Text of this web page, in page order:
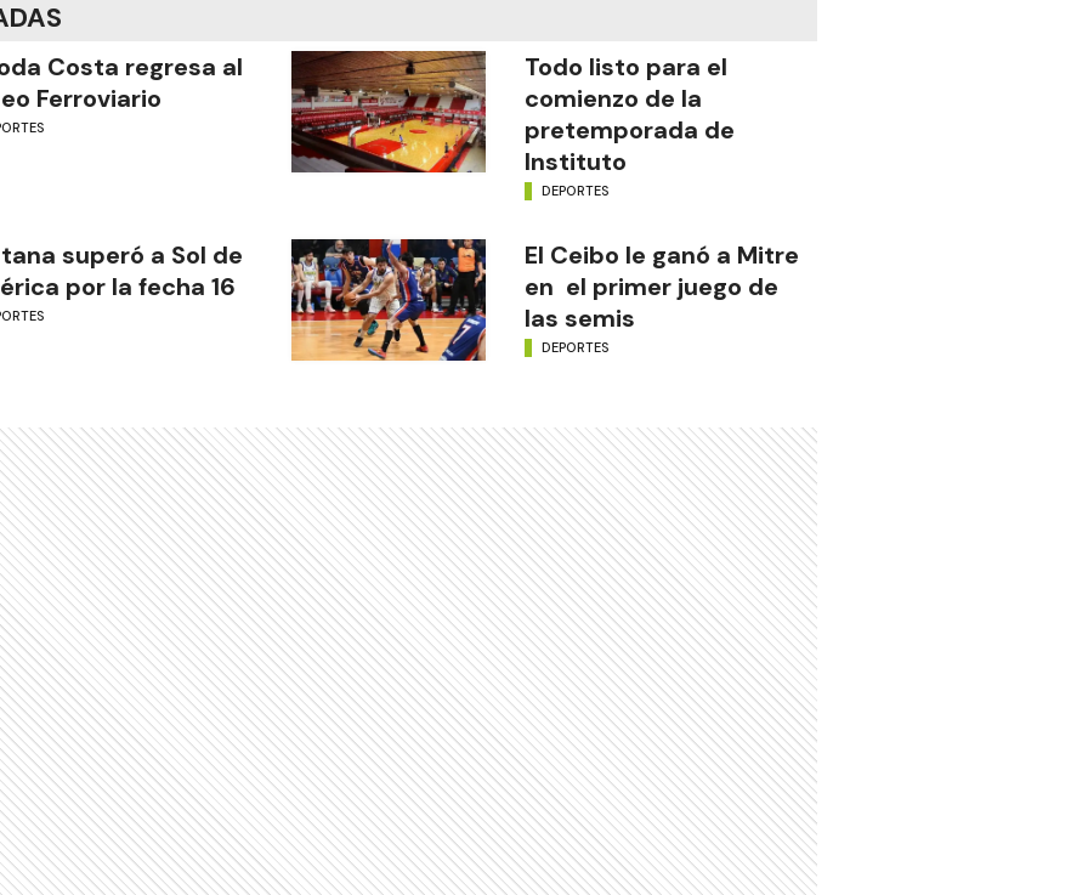
Costa regresa al
Ferroviario
Todo listo para el
comienzo de la
pretemporada de
Instituto
DEPORTES
superó a Sol de
por la fecha 16
El Ceibo le ganó a Mitre
en el primer juego de
las semis
DEPORTES